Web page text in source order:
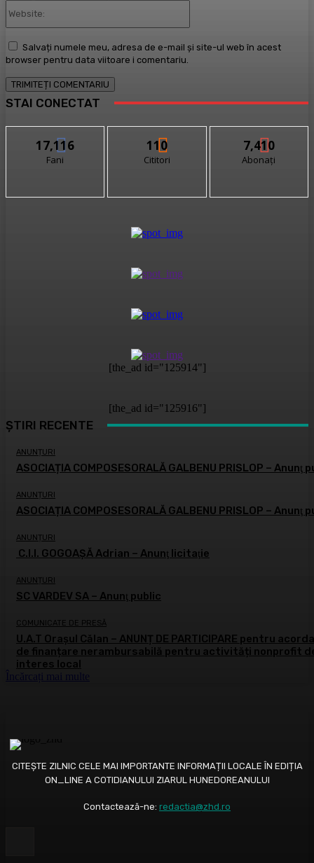
Salvați numele meu, adresa de e-mail și site-ul web în acest
browser pentru data viitoare i comentariu.
STAI CONECTAT
17,116
Fani
110
Cititori
7,410
Abonați
[the_ad id="125914"]
[the_ad id="125916"]
ȘTIRI RECENTE
ANUNȚURI
ASOCIAȚIA COMPOSESORALĂ GALBENU PRISLOP – Anunţ
ANUNȚURI
ASOCIAȚIA COMPOSESORALĂ GALBENU PRISLOP – Anunţ
ANUNȚURI
C.I.I. GOGOAŞĂ Adrian – Anunţ licitaţie
ANUNȚURI
SC VARDEV SA – Anunţ public
COMUNICATE DE PRESĂ
U.A.T Orașul Călan – ANUNȚ DE PARTICIPARE pentru
de finanțare nerambursabilă pentru activități nonprofit
interes local
Încărcați mai multe
CITEȘTE ZILNIC CELE MAI IMPORTANTE INFORMAȚII LOCALE ÎN EDIȚIA
ON_LINE A COTIDIANULUI ZIARUL HUNEDOREANULUI
Contactează-ne: redactia@zhd.ro